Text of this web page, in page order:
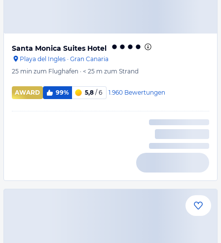
Santa Monica Suites Hotel
Playa del Ingles · Gran Canaria
25 min zum Flughafen · < 25 m zum Strand
AWARD 99% 5,8 / 6 1.960 Bewertungen